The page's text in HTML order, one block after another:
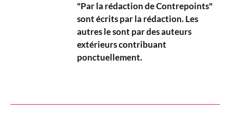
"Par la rédaction de Contrepoints"
sont écrits par la rédaction. Les
autres le sont par des auteurs
extérieurs contribuant
ponctuellement.